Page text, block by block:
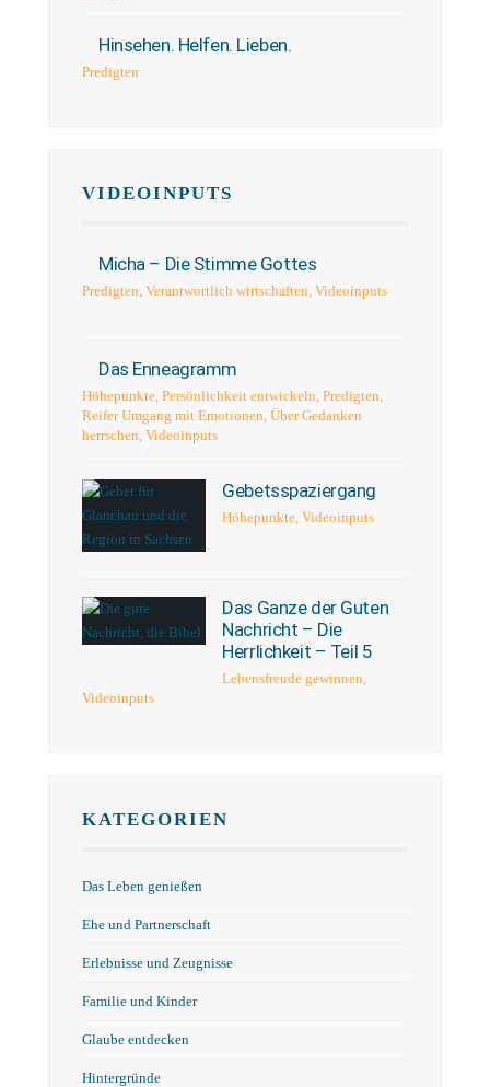
Hinsehen. Helfen. Lieben.
Predigten
VIDEOINPUTS
Micha – Die Stimme Gottes
Predigten, Verantwortlich wirtschaften, Videoinputs
Das Enneagramm
Höhepunkte, Persönlichkeit entwickeln, Predigten,
Reifer Umgang mit Emotionen, Über Gedanken
herrschen, Videoinputs
Gebetsspaziergang
Höhepunkte,Videoinputs
Das Ganze der Guten
Nachricht – Die
Herrlichkeit – Teil 5
Lebensfreude gewinnen,
Videoinputs
KATEGORIEN
Das Leben genießen
Ehe und Partnerschaft
Erlebnisse und Zeugnisse
Familie und Kinder
Glaube entdecken
Hintergründe